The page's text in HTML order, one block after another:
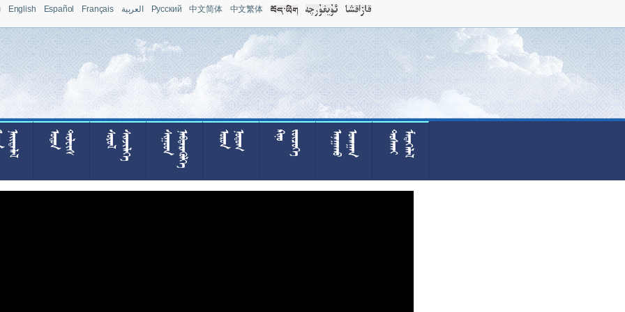
English Español Français العربية Pусский 中文简体 中文繁体
 







  











  














  






  







  










 












 